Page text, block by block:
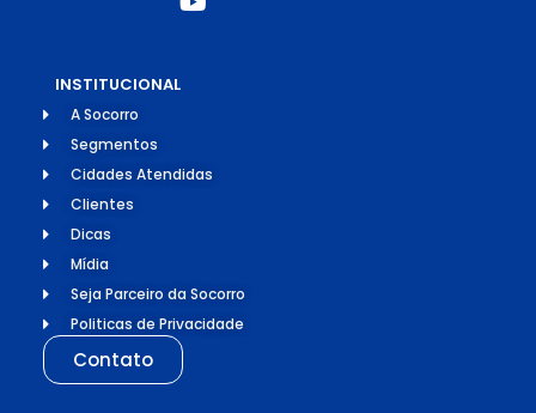
INSTITUCIONAL
A Socorro
Segmentos
Cidades Atendidas
Clientes
Dicas
Mídia
Seja Parceiro da Socorro
Politicas de Privacidade
Contato